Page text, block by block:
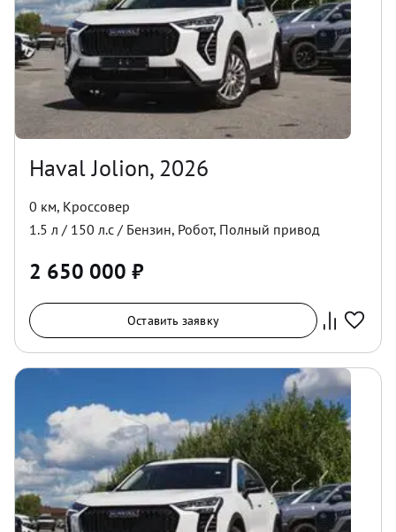
Haval Jolion, 2026
0 км, Кроссовер
1.5 л / 150 л.с / Бензин, Робот, Полный привод
2 650 000 ₽
Оставить заявку